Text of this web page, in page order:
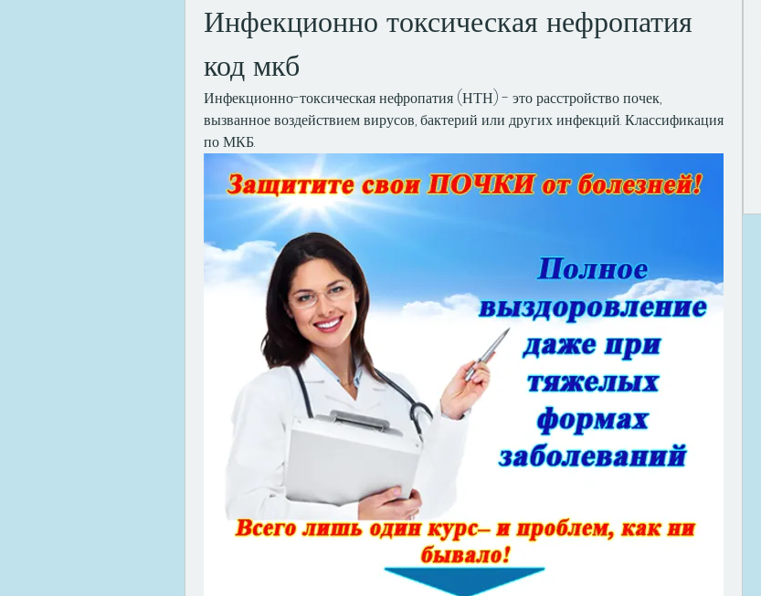
Инфекционно токсическая нефропатия
код мкб
Инфекционно-токсическая нефропатия (НТН) - это расстройство почек,
вызванное воздействием вирусов, бактерий или других инфекций. Классификация
по МКБ.